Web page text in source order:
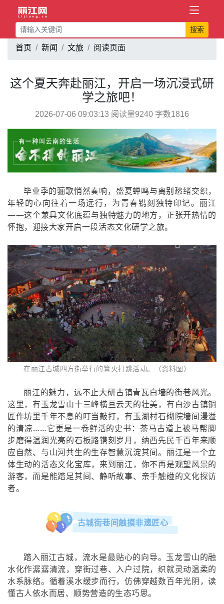
搜索
首页 新闻 文旅 阅读页面
这个夏天奔赴丽江，开启一场沉浸式研
学之旅吧！
2026-07-06 09:03:13 阅读量9240 字数1816
毕业季的骊歌悄然奏响，盛夏蝉鸣与离别愁绪交织，
年轻的心向往着一场远行，为青春镌刻独特印记。丽江
——这个兼具文化底蕴与独特魅力的地方，正张开热情的
怀抱，迎接大家开启一段活态文化研学之旅。
在丽江古城四方街举行的篝火打跳活动。（资料图）
丽江的魅力，远不止大研古镇青瓦白墙的街巷风光。
这里，有玉龙雪山十三峰横亘云天的壮美，有白沙古镇铜
匠作坊里千年不息的叮当敲打，有玉湖村石砌院墙间漫溢
的清凉……它更是一卷鲜活的史书：茶马古道上被马帮脚
步磨得温润光亮的石板路镌刻岁月，纳西先民千百年来顺
应自然、与山河共生的生存智慧沉淀其间。丽江是一个立
体生动的活态文化宝库，来到丽江，你不再是观望风景的
游客，而是能踏足其间、静听故事、亲手触碰的文化探访
者。
古城街巷间触摸非遗匠心
踏入丽江古城，流水是最贴心的向导。玉龙雪山的融
水化作潺潺清流，穿街过巷、入户过院，织就灵动温柔的
水系脉络。循着溪水缓步而行，仿佛穿越数百年光阴，读
懂古人依水而居、顺势营造的生态巧思。